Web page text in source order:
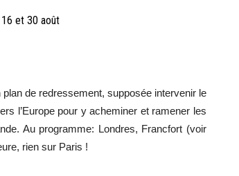
et 30 août
de redressement, supposée intervenir le
l’Europe pour y acheminer et ramener les
Au programme: Londres, Francfort (voir
rien sur Paris !